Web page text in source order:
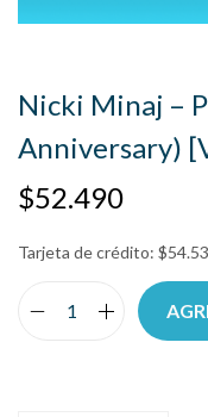
Nicki Minaj –
Anniversary)
$52.490
Tarjeta de crédito: $